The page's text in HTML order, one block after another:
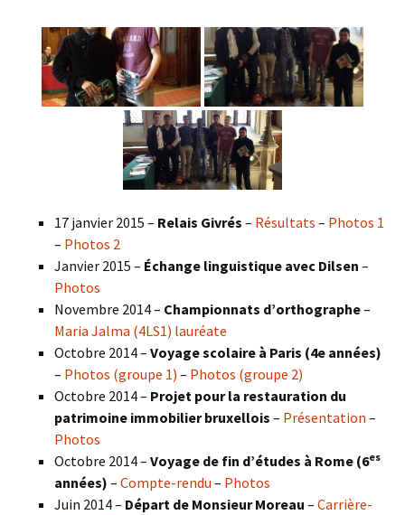
17 janvier 2015 – Relais Givrés – Résultats – Photos 1
– Photos 2
Janvier 2015 – Échange linguistique avec Dilsen –
Photos
Novembre 2014 – Championnats d’orthographe–
Maria Jalma (4LS1) lauréate
Octobre 2014 – Voyage scolaire à Paris (4e années)
– Photos (groupe 1) – Photos (groupe 2)
Octobre 2014 – Projet pour la restauration du
patrimoine immobilier bruxellois – Présentation –
Photos
Octobre 2014 – Voyage de fin d’études à Rome (6es
années) – Compte-rendu – Photos
Juin 2014 – Départ de Monsieur Moreau – Carrière-